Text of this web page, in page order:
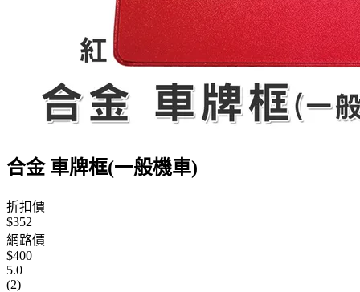
合金 車牌框(一般機車)
折扣價
$352
網路價
$400
5.0
(2)